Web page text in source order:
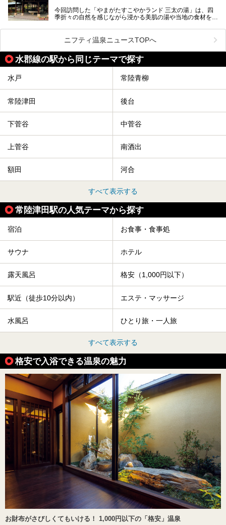
業施設の一角に構えられた店内では、関東最大級となる合計
10室のサウナと自家源泉温泉、高濃度炭酸泉を満喫でき、
今回訪問した「やまがたすこやかランド 三太の湯」は、四
季折々の自然を感じながら浸かる美肌の湯や当地の食材を使
紅葉シーズンを迎えた11月は、より多くの人に絶景入浴を
楽しんでもらえるよう、「紅葉祭」をはじめ、さまざまなサ
ービスやイベントが実施されます。
※2024年の紅葉祭は終了いたしました。
ニフティ温泉ニュースTOPへ
水郡線の駅から同じテーマで探す
水戸 常陸青柳
常陸津田 後台
下菅谷 中菅谷
上菅谷 南酒出
額田 河合
すべて表示する
常陸津田駅の人気テーマから探す
宿泊 お食事・食事処
サウナ ホテル
露天風呂 格安（1,000円以下）
駅近（徒歩10分以内） エステ・マッサージ
水風呂 ひとり旅・一人旅
すべて表示する
格安で入浴できる温泉の魅力
お財布がさびしくてもいける！ 1,000円以下の「格安」温泉